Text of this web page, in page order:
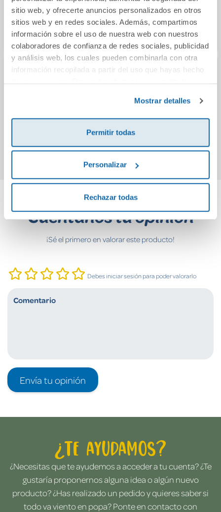
sitio web, y ofrecerte anuncios personalizados en otros
sitios web y en redes sociales. Además, compartimos
información sobre el uso de nuestra web con nuestros
colaboradores de confianza de redes sociales, publicidad
y análisis web, los cuales pueden combinarla con otra
información recopilada a partir del uso que hayas hecho
Mostrar detalles
Permitir todas
Personalizar
Rechazar todas
Ceci y los objetos
18,50€
Bloques rojos
16,50€
Drila
Cuéntanos tu opinión
¡Sé el primero en valorar este producto!
Debes iniciar sesión para poder valorarlo
Envía tu opinión
¿Te ayudamos?
¿Necesitas que te ayudemos a acceder a tu cuenta? ¿Te
gustaría proponernos alguna idea o algún nuevo
producto? ¿Has realizado un pedido y quieres saber si
todo va viento en popa? Ponte en contacto con